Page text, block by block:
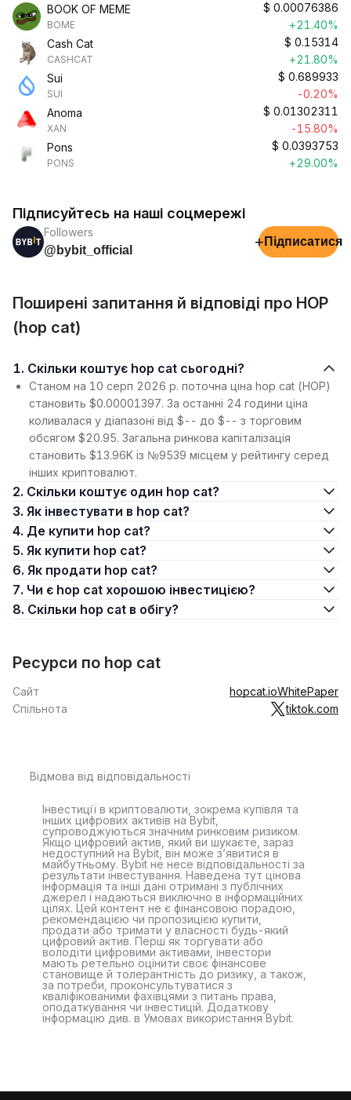
BOOK OF MEME
BOME
$ 0.00076386
+21.40%
Cash Cat
CASHCAT
$ 0.15314
+21.80%
Sui
SUI
$ 0.689933
-0.20%
Anoma
XAN
$ 0.01302311
-15.80%
Pons
PONS
$ 0.0393753
+29.00%
Підписуйтесь на наші соцмережі
Followers
@bybit_official
+ Підписатися
Поширені запитання й відповіді про HOP
(hop cat)
1. Скільки коштує hop cat сьогодні?
Станом на 10 серп 2026 р. поточна ціна hop cat (HOP)
становить $0.00001397. За останні 24 години ціна
коливалася у діапазоні від $-- до $-- з торговим
обсягом $20.95. Загальна ринкова капіталізація
становить $13.96K із №9539 місцем у рейтингу серед
інших криптовалют.
2. Скільки коштує один hop cat?
3. Як інвестувати в hop cat?
4. Де купити hop cat?
5. Як купити hop cat?
6. Як продати hop cat?
7. Чи є hop cat хорошою інвестицією?
8. Скільки hop cat в обігу?
Ресурси по hop cat
Сайт hopcat.ioWhitePaper
Спільнота
tiktok.com
Відмова від відповідальності
Інвестиції в криптовалюти, зокрема купівля та
інших цифрових активів на Bybit,
супроводжуються значним ринковим ризиком.
Якщо цифровий актив, який ви шукаєте, зараз
недоступний на Bybit, він може з’явитися в
майбутньому. Bybit не несе відповідальності за
результати інвестування. Наведена тут цінова
інформація та інші дані отримані з публічних
джерел і надаються виключно в інформаційних
цілях. Цей контент не є фінансовою порадою,
рекомендацією чи пропозицією купити,
продати або тримати у власності будь-який
цифровий актив. Перш як торгувати або
володіти цифровими активами, інвестори
мають ретельно оцінити своє фінансове
становище й толерантність до ризику, а також,
за потреби, проконсультуватися з
кваліфікованими фахівцями з питань права,
оподаткування чи інвестицій. Додаткову
інформацію див. в Умовах використання Bybit.